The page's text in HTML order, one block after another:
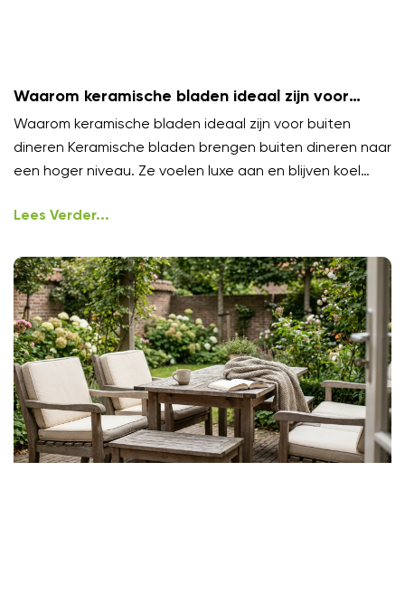
Waarom keramische bladen ideaal zijn voor
buiten dineren
Waarom keramische bladen ideaal zijn voor buiten
dineren Keramische bladen brengen buiten dineren naar
een hoger niveau. Ze voelen luxe aan en blijven koel
Lees Verder...